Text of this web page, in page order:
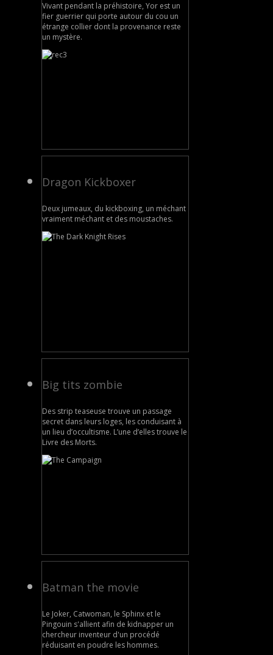
Vivant pendant la préhistoire, Yor est un
fier guerrier qui porte autour du cou un
étrange collier dont la provenance reste
un mystère.
Dragon Kickboxer
Deux jumeaux, du kickboxing, un méchant
vraiment méchant et des moustaches.
Big tits zombie
Des strip teaseuse trouve un passage
secret dans leurs loges, les conduisant à
un lieu d’occultisme. L’une d’elles trouve le
Livre des Morts.
Batman the movie
Le Joker, Catwoman, le Sphinx et le
Pingouin s'allient afin de kidnapper un
chercheur inventeur d'un procédé
réduisant en poudre les hommes.